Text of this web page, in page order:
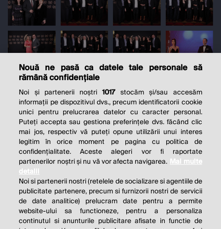
Nouă ne pasă ca datele tale personale să
rămână confidențiale
Noi și partenerii noștri1017 stocăm și/sau accesăm
informații pe dispozitivul dvs., precum identificatorii cookie
unici pentru prelucrarea datelor cu caracter personal.
Puteți accepta sau gestiona preferințele dvs. făcând clic
mai jos, respectiv vă puteți opune utilizării unui interes
legitim în orice moment pe pagina cu politica de
confidențialitate. Aceste alegeri vor fi raportate
partenerilor noștri și nu vă vor afecta navigarea. Mai multe
detalii
Noi si partenerii nostri (retelele de socializare si agentiile de
publicitate partenere, precum si furnizorii nostri de servicii
de date analitice) prelucram date pentru a permite
website-ului sa functioneze, pentru a personaliza
continutul si anunturile publicitare afisate in functie de